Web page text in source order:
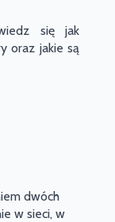
się jak
oraz jakie są
dwóch
w sieci, w